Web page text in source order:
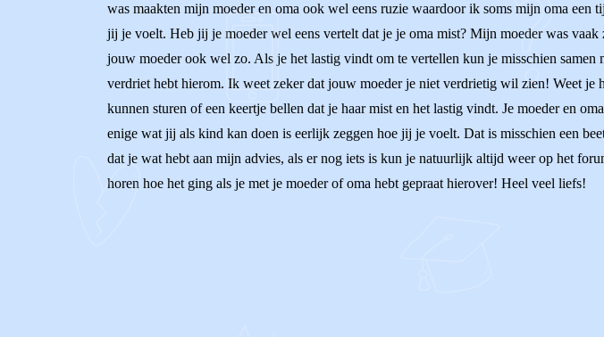
was maakten mijn moeder en oma ook wel eens ruzie waardoor ik soms mijn oma
jij je voelt. Heb jij je moeder wel eens vertelt dat je je oma mist? Mijn moeder was
jouw moeder ook wel zo. Als je het lastig vindt om te vertellen kun je misschien
verdriet hebt hierom. Ik weet zeker dat jouw moeder je niet verdrietig wil zien! Weet je
kunnen sturen of een keertje bellen dat je haar mist en het lastig vindt. Je moeder en
enige wat jij als kind kan doen is eerlijk zeggen hoe jij je voelt. Dat is misschien een
dat je wat hebt aan mijn advies, als er nog iets is kun je natuurlijk altijd weer op het
horen hoe het ging als je met je moeder of oma hebt gepraat hierover! Heel veel liefs!